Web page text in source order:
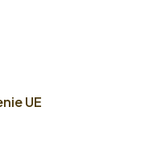
UE